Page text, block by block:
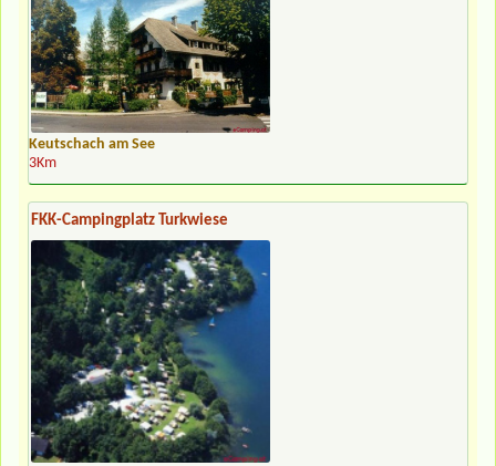
Keutschach am See
3Km
FKK-Campingplatz Turkwiese